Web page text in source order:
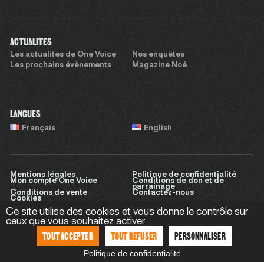
ACTUALITÉS
Les actualités de One Voice
Nos enquêtes
Les prochains évènements
Magazine Noé
LANGUES
Français English
Mentions légales
Politique de confidentialité
Mon compte One Voice
Conditions de don et de
parrainage
Conditions de vente
Contactez-nous
Cookies
Site réalisé parSweet Punk
Ce site utilise des cookies et vous donne le contrôle sur
ceux que vous souhaitez activer
TOUT ACCEPTER TOUT REFUSER PERSONNALISER
Politique de confidentialité